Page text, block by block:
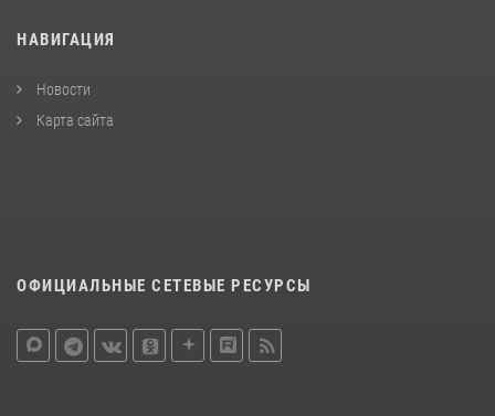
НАВИГАЦИЯ
Новости
Карта сайта
ОФИЦИАЛЬНЫЕ СЕТЕВЫЕ РЕСУРСЫ